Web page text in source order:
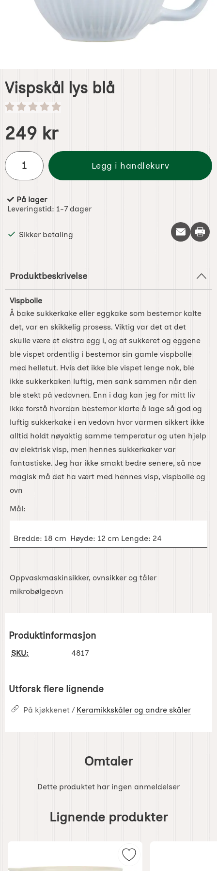
Vispskål lys blå
Handle dette produktet, Vispskål lys blå
pris
249 kr
antall
Legg i handlekurv
Produkttilgjengelighet:
På lager
Leveringstid: 1-7 dager
Sikker betaling Skriv
Produktbeskrivelse
Vispbolle
Å bake sukkerkake eller eggkake som bestemor kalte
det, var en skikkelig prosess. Viktig var det at det
skulle være et ekstra egg i, og at sukkeret og eggene
ble vispet ordentlig i bestemor sin gamle vispbolle
med helletut. Hvis det ikke ble vispet lenge nok, ble
ikke sukkerkaken luftig, men sank sammen når den
ble stekt på vedovnen. Enn i dag kan jeg for mitt liv
ikke forstå hvordan bestemor klarte å lage så god og
luftig sukkerkake i en vedovn hvor varmen sikkert ikke
alltid holdt nøyaktig samme temperatur og uten hjelp
av elektrisk visp, men hennes sukkerkaker var
fantastiske. Jeg har ikke smakt bedre senere, så noe
magisk må det ha vært med hennes visp, vispbolle og
ovn
Mål:
Bredde: 18 cm Høyde: 12 cm Lengde: 24
Oppvaskmaskinsikker, ovnsikker og tåler
mikrobølgeovn
Produktinformasjon
SKU: 4817
Utforsk flere lignende
På kjøkkenet / Keramikkskåler og andre skåler
Omtaler
Dette produktet har ingen anmeldelser
Lignende produkter
Merk vispbolle Creme